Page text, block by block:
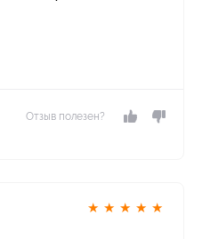
Отзыв полезен?
★ ★ ★ ★ ★